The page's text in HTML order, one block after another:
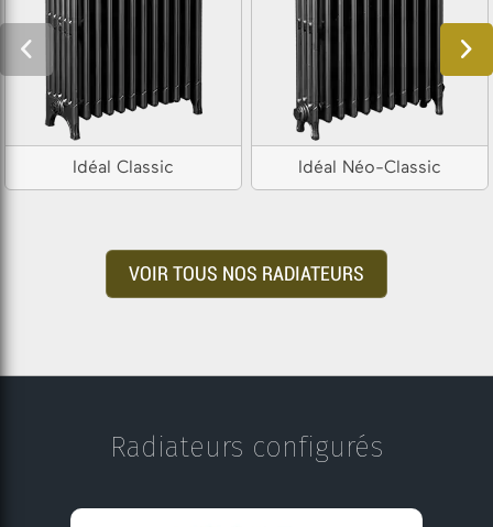
Idéal Classic Idéal Néo-Classic
VOIR TOUS NOS RADIATEURS
Radiateurs configurés